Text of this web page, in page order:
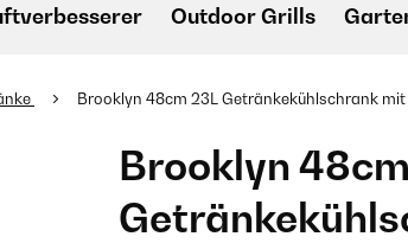
Outdoor Grills
Brooklyn 48cm 23L Getränkekühlschrank
Brooklyn